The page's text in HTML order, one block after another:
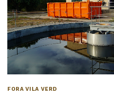
FORA VILA VERD